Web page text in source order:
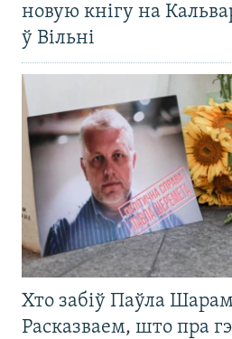
новую кнігу на
ў Вільні
Хто забіў Паўла
Расказваем, што пра